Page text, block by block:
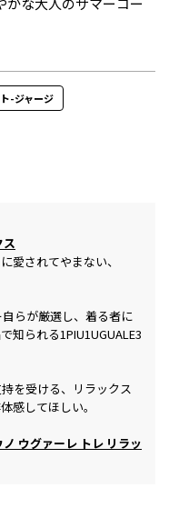
-ジャージ
ス
愛されてやまない、
らが厳選し、着る者に
知られる1PIU1UGUALE3
を受ける、リラックス
感してほしい。
ウグァーレ トレ リラッ